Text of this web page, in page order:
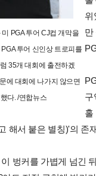
미 PGA 투어 CJ컵 개막을
투어 신인상 트로피를
35개 대회에 출전하겠
에 대회에 나가지 않으면
다. /연합뉴스
위
만
구
홀
해서 붙은 별칭)'의 존
벙커를 가볍게 넘긴